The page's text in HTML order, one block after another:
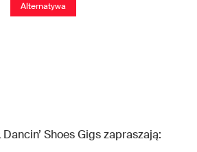
Alternatywa
Shoes Gigs zapraszają: